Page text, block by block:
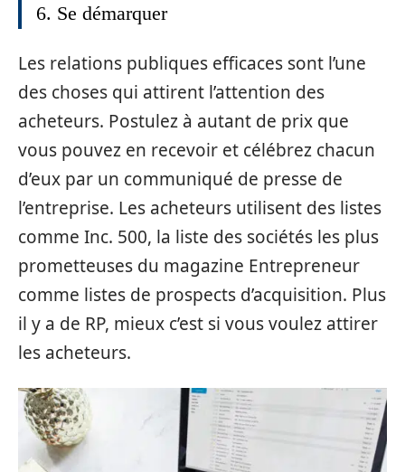
6. Se démarquer
Les relations publiques efficaces sont l’une
des choses qui attirent l’attention des
acheteurs. Postulez à autant de prix que
vous pouvez en recevoir et célébrez chacun
d’eux par un communiqué de presse de
l’entreprise. Les acheteurs utilisent des listes
comme Inc. 500, la liste des sociétés les plus
prometteuses du magazine Entrepreneur
comme listes de prospects d’acquisition. Plus
il y a de RP, mieux c’est si vous voulez attirer
les acheteurs.